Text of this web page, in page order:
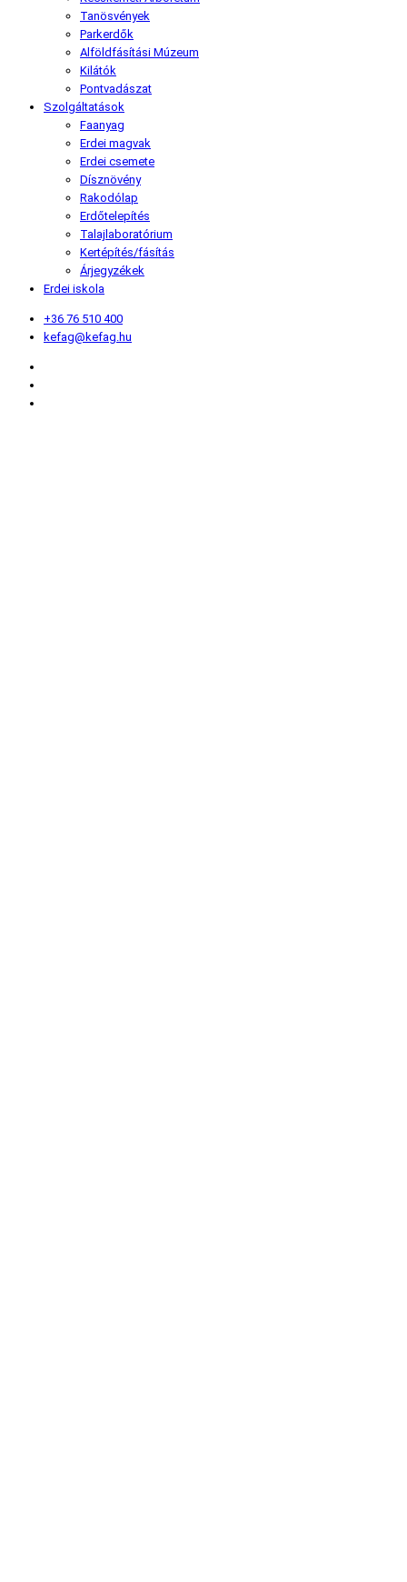
Tanösvények
Parkerdők
Alföldfásítási Múzeum
Kilátók
Pontvadászat
Szolgáltatások
Faanyag
Erdei magvak
Erdei csemete
Dísznövény
Rakodólap
Erdőtelepítés
Talajlaboratórium
Kertépítés/fásítás
Árjegyzékek
Erdei iskola
+36 76 510 400
kefag@kefag.hu